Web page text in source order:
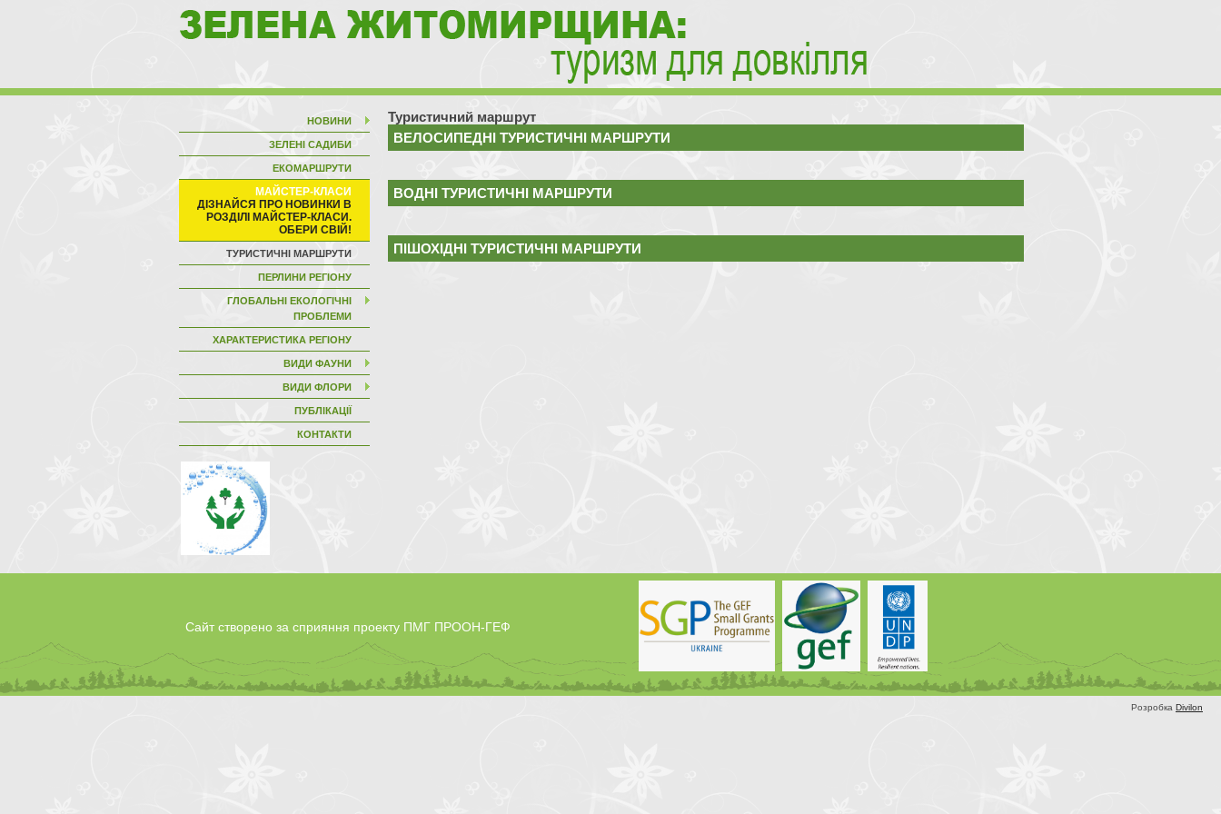
НОВИНИ
ЗЕЛЕНІ САДИБИ
ЕКОМАРШРУТИ
МАЙСТЕР-КЛАСИ
ТУРИСТИЧНІ МАРШРУТИ
ПЕРЛИНИ РЕГІОНУ
ГЛОБАЛЬНІ ЕКОЛОГІЧНІ
ПРОБЛЕМИ
ХАРАКТЕРИСТИКА РЕГІОНУ
ВИДИ ФАУНИ
ВИДИ ФЛОРИ
ПУБЛІКАЦІЇ
КОНТАКТИ
Туристичний маршрут
ВЕЛОСИПЕДНІ ТУРИСТИЧНІ МАРШРУТИ
ВОДНІ ТУРИСТИЧНІ МАРШРУТИ
ПІШОХІДНІ ТУРИСТИЧНІ МАРШРУТИ
Сайт створено за сприяння проекту ПМГ ПРООН-ГЕФ
Розробка Divilon